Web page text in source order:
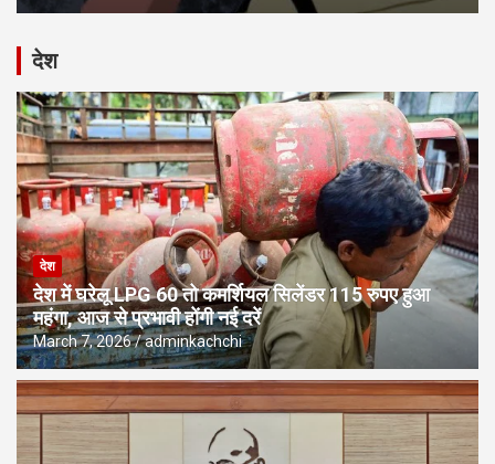
देश
देश
देश में घरेलू LPG 60 तो कमर्शियल सिलेंडर 115 रुपए हुआ
महंगा, आज से प्रभावी होंगी नई दरें
March 7, 2026 adminkachchi